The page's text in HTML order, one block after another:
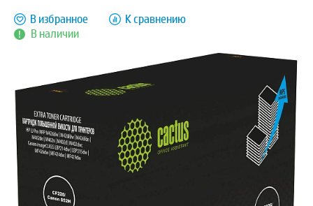
В наличии
В избранное К сравнению